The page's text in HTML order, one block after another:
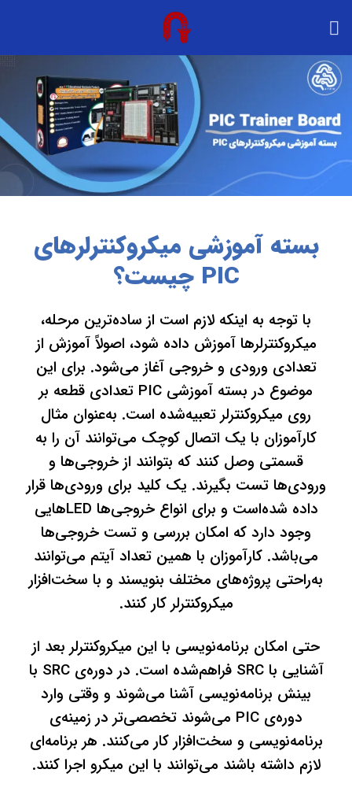
بسته آموزشی میکروکنترلر‌های
PIC چیست؟
با توجه به اینکه لازم است از ساده‌ترین مرحله،
میکروکنترلرها آموزش داده شود، اصولاً آموزش از
تعدادی ورودی و خروجی آغاز می‌شود. برای این
موضوع در بسته آموزشی PIC تعدادی قطعه بر
روی میکروکنترلر تعبیه‌شده است. به‌عنوان‌ مثال
کارآموزان با یک اتصال کوچک می‌توانند آن را به
قسمتی وصل کنند که بتوانند از خروجی‌ها و
ورودی‌ها تست بگیرند. یک کلید برای ورودی‌ها قرار
داده‌ شده‌است و برای انواع خروجی‌ها LEDهایی
وجود دارد که امکان بررسی و تست خروجی‌ها
می‌باشد. کارآموزان با همین تعداد آیتم می‌توانند
به‌راحتی پروژه‌های مختلف بنویسند و با سخت‌افزار
میکروکنترلر کار کنند.
حتی امکان برنامه‌نویسی با این میکروکنترلر بعد از
آشنایی با SRC فراهم‌شده است. در دوره‌ی SRC با
بینش برنامه‌نویسی آشنا می‌شوند و وقتی وارد
دوره‌ی PIC می‌شوند تخصصی‌تر در زمینه‌ی
برنامه‌نویسی و سخت‌افزار کار می‌کنند. هر برنامه‌ای
لازم داشته باشند می‌توانند با این میکرو اجرا کنند.